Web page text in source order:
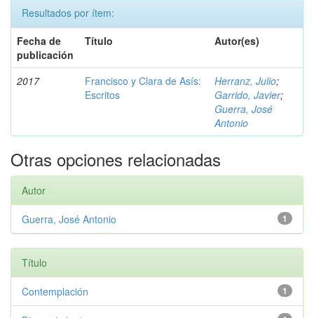
Resultados por ítem:
Fecha de
publicación
Título Autor(es)
2017
Francisco y Clara de Asís:
Escritos
Herranz, Julio;
Garrido, Javier;
Guerra, José
Antonio
Otras opciones relacionadas
Autor
1
Guerra, José Antonio
Título
1
Contemplación